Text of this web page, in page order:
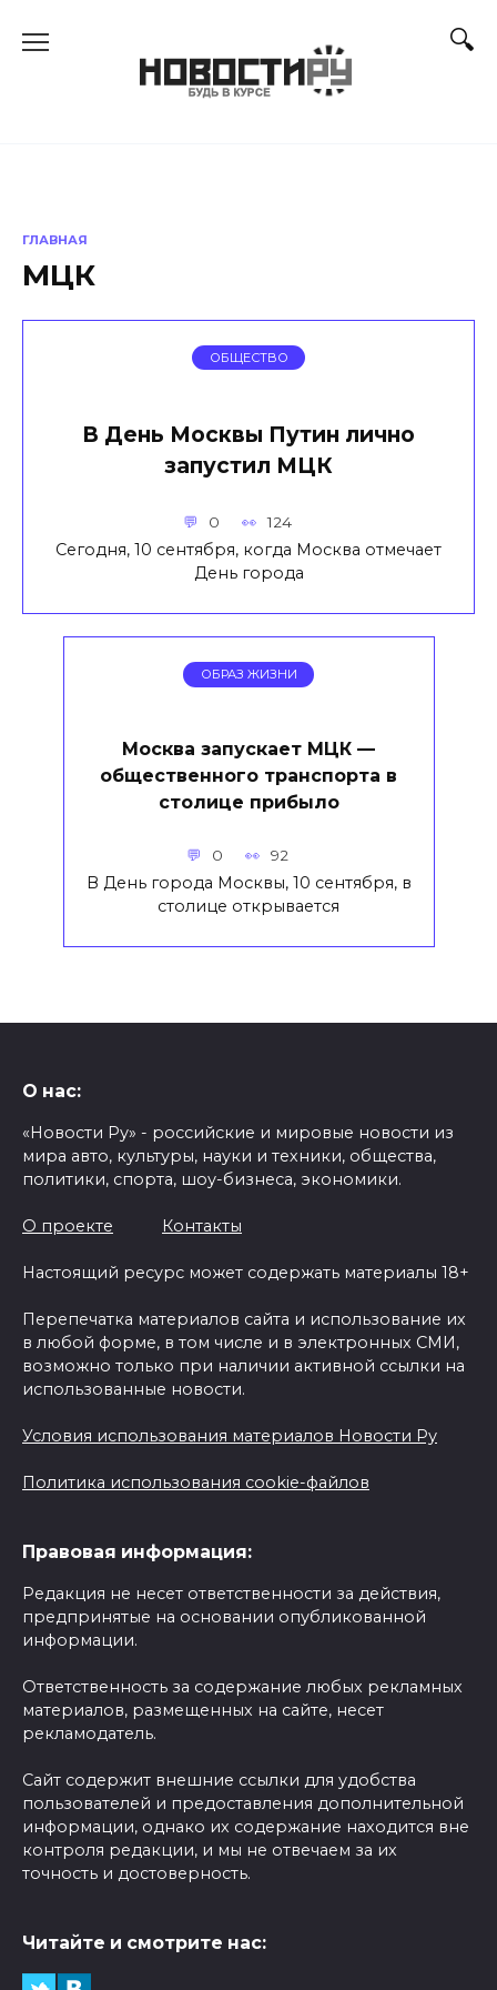
ГЛАВНАЯ
МЦК
ОБЩЕСТВО
В День Москвы Путин лично
запустил МЦК
0 124
Сегодня, 10 сентября, когда Москва отмечает
День города
ОБРАЗ ЖИЗНИ
Москва запускает МЦК —
общественного транспорта в
столице прибыло
0 92
В День города Москвы, 10 сентября, в
столице открывается
О нас:
«Новости Ру» - российские и мировые новости из
мира авто, культуры, науки и техники, общества,
политики, спорта, шоу-бизнеса, экономики.
О проекте Контакты
Настоящий ресурс может содержать материалы 18+
Перепечатка материалов сайта и использование их
в любой форме, в том числе и в электронных СМИ,
возможно только при наличии активной ссылки на
использованные новости.
Условия использования материалов Новости Ру
Политика использования cookie-файлов
Правовая информация:
Редакция не несет ответственности за действия,
предпринятые на основании опубликованной
информации.
Ответственность за содержание любых рекламных
материалов, размещенных на сайте, несет
рекламодатель.
Сайт содержит внешние ссылки для удобства
пользователей и предоставления дополнительной
информации, однако их содержание находится вне
контроля редакции, и мы не отвечаем за их
точность и достоверность.
Читайте и смотрите нас: